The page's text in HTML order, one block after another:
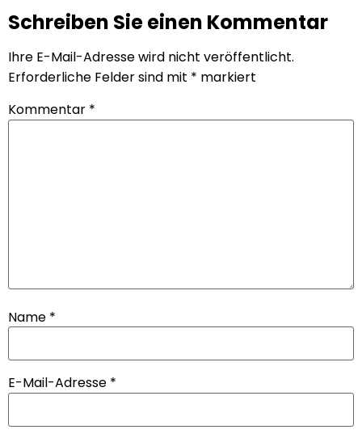
Schreiben Sie einen Kommentar
Ihre E-Mail-Adresse wird nicht veröffentlicht.
Erforderliche Felder sind mit * markiert
Kommentar *
Name *
E-Mail-Adresse *